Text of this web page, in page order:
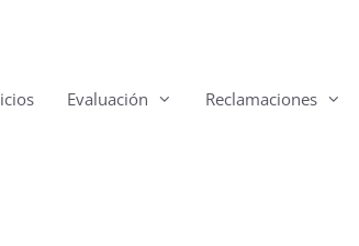
Evaluación Reclamaciones